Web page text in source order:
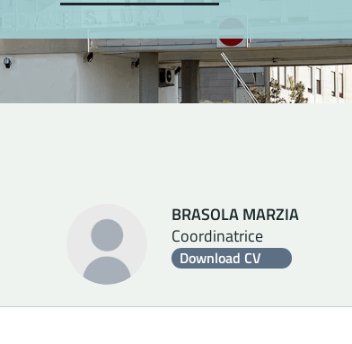
BRASOLA MARZIA
Coordinatrice
Download CV